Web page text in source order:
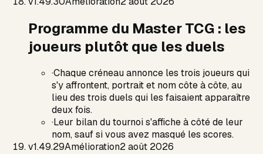
Programme du Master TCG : les
joueurs plutôt que les duels
·Chaque créneau annonce les trois joueurs qui
s'y affrontent, portrait et nom côte à côte, au
lieu des trois duels qui les faisaient apparaître
deux fois.
·Leur bilan du tournoi s'affiche à côté de leur
nom, sauf si vous avez masqué les scores.
v1.49.29Amélioration2 août 2026